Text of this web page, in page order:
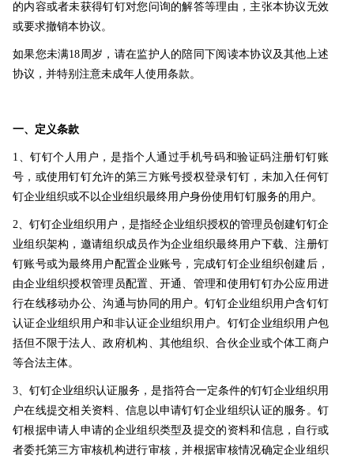
的内容或者未获得钉钉对您问询的解答等理由，主张本协议无效
或要求撤销本协议。
如果您未满18周岁，请在监护人的陪同下阅读本协议及其他上述
协议，并特别注意未成年人使用条款。
一、定义条款
1、钉钉个人用户，是指个人通过手机号码和验证码注册钉钉账
号，或使用钉钉允许的第三方账号授权登录钉钉，未加入任何钉
钉企业组织或不以企业组织最终用户身份使用钉钉服务的用户。
2、钉钉企业组织用户，是指经企业组织授权的管理员创建钉钉企
业组织架构，邀请组织成员作为企业组织最终用户下载、注册钉
钉账号或为最终用户配置企业账号，完成钉钉企业组织创建后，
由企业组织授权管理员配置、开通、管理和使用钉钉办公应用进
行在线移动办公、沟通与协同的用户。钉钉企业组织用户含钉钉
认证企业组织用户和非认证企业组织用户。钉钉企业组织用户包
括但不限于法人、政府机构、其他组织、合伙企业或个体工商户
等合法主体。
3、钉钉企业组织认证服务，是指符合一定条件的钉钉企业组织用
户在线提交相关资料、信息以申请钉钉企业组织认证的服务。钉
钉根据申请人申请的企业组织类型及提交的资料和信息，自行或
者委托第三方审核机构进行审核，并根据审核情况确定企业组织